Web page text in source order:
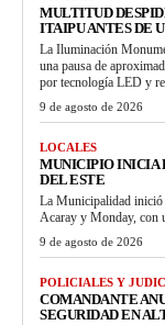
MULTITUD
ITAIPU ANTES DE
La Iluminación
una pausa de
por tecnología LED y
9 de agosto de 2026
LOCALES
MUNICIPIO INICIA
DEL ESTE
La Municipalidad inició
Acaray y Monday, con
9 de agosto de 2026
POLICIALES Y
COMANDANTE
SEGURIDAD EN